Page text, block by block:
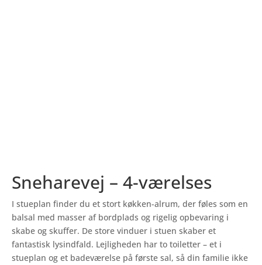
Sneharevej – 4-værelses
I stueplan finder du et stort køkken-alrum, der føles som en
balsal med masser af bordplads og rigelig opbevaring i
skabe og skuffer. De store vinduer i stuen skaber et
fantastisk lysindfald. Lejligheden har to toiletter – et i
stueplan og et badeværelse på første sal, så din familie ikke